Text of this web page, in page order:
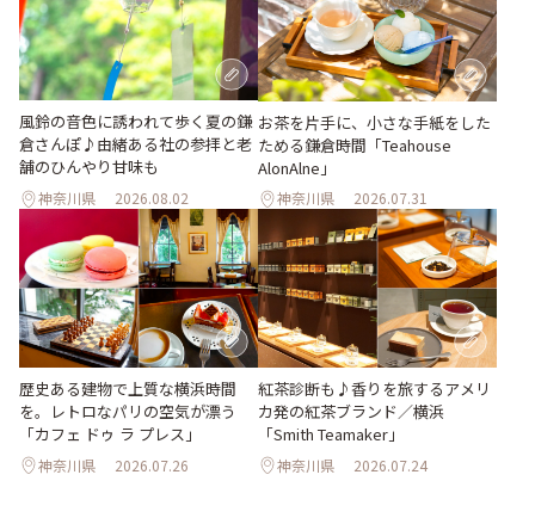
風鈴の音色に誘われて歩く夏の鎌
倉さんぽ♪由緒ある社の参拝と老
舗のひんやり甘味も
神奈川県 2026.08.02
お茶を片手に、小さな手紙をした
ためる鎌倉時間「Teahouse
AlonAlne」
神奈川県 2026.07.31
歴史ある建物で上質な横浜時間
を。レトロなパリの空気が漂う
「カフェ ドゥ ラ プレス」
神奈川県 2026.07.26
紅茶診断も♪香りを旅するアメリ
カ発の紅茶ブランド／横浜
「Smith Teamaker」
神奈川県 2026.07.24